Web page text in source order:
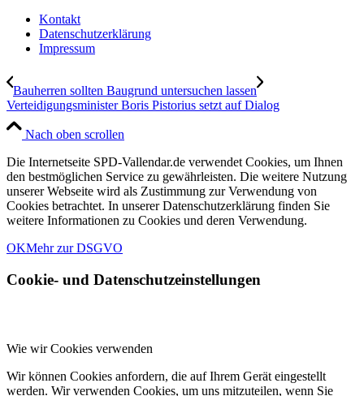
Kontakt
Datenschutzerklärung
Impressum
Bauherren sollten Baugrund untersuchen lassen
Verteidigungsminister Boris Pistorius setzt auf Dialog
Nach oben scrollen
Die Internetseite SPD-Vallendar.de verwendet Cookies, um Ihnen
den bestmöglichen Service zu gewährleisten. Die weitere Nutzung
unserer Webseite wird als Zustimmung zur Verwendung von
Cookies betrachtet. In unserer Datenschutzerklärung finden Sie
weitere Informationen zu Cookies und deren Verwendung.
OKMehr zur DSGVO
Cookie- und Datenschutzeinstellungen
Wie wir Cookies verwenden
Wir können Cookies anfordern, die auf Ihrem Gerät eingestellt
werden. Wir verwenden Cookies, um uns mitzuteilen, wenn Sie